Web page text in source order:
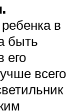
.
в
быть
его
всего